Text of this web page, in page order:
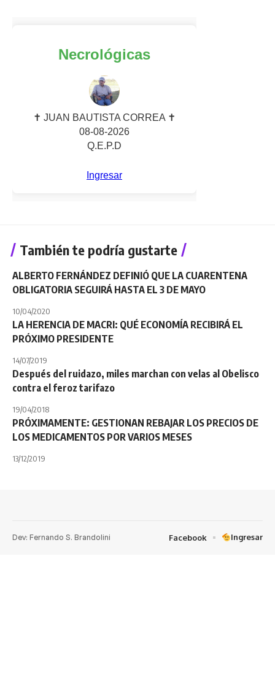
También te podría gustarte
ALBERTO FERNÁNDEZ DEFINIÓ QUE LA CUARENTENA
OBLIGATORIA SEGUIRÁ HASTA EL 3 DE MAYO
10/04/2020
LA HERENCIA DE MACRI: QUÉ ECONOMÍA RECIBIRÁ EL
PRÓXIMO PRESIDENTE
14/07/2019
Después del ruidazo, miles marchan con velas al Obelisco
contra el feroz tarifazo
19/04/2018
PRÓXIMAMENTE: GESTIONAN REBAJAR LOS PRECIOS DE
LOS MEDICAMENTOS POR VARIOS MESES
13/12/2019
Dev: Fernando S. Brandolini Facebook Ingresar